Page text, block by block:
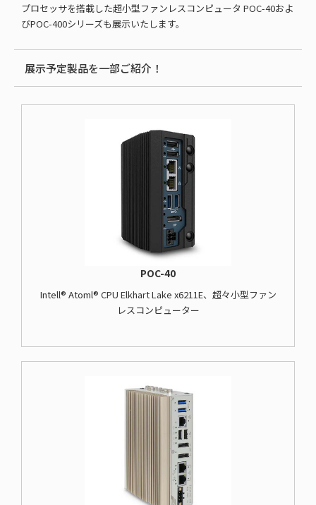
プロセッサを搭載した超小型ファンレスコンピュータ POC-40およ
びPOC-400シリーズも展示いたします。
展示予定製品を一部ご紹介！
POC-40
Intell® Atoml® CPU Elkhart Lake x6211E、超々小型ファン
レスコンピューター